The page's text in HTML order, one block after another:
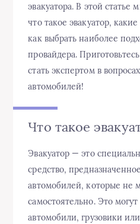
эвакуатора. В этой статье
что такое эвакуатор,
как выбрать наиболее
провайдера.
стать экспертом в
автомобилей!
Что такое
Эвакуатор — это
средство,
автомобилей, которые не
самостоятельно. Это
автомобили, грузовики